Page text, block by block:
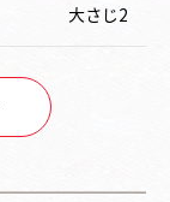
大さじ2